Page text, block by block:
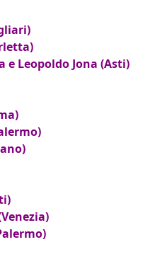
e Leopoldo Jona (Asti)